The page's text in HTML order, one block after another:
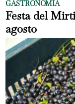
GASTRONOMIA
Festa del
agosto